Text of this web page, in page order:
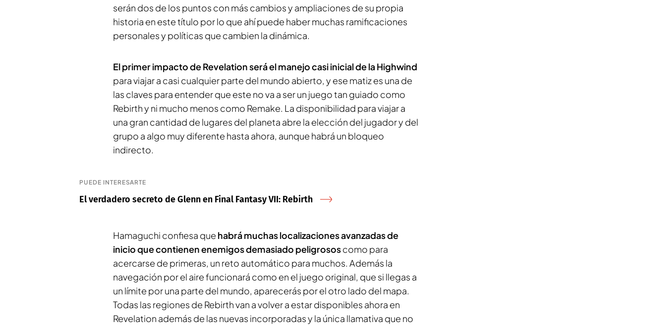
serán dos de los puntos con más cambios y ampliaciones de su propia
historia en este título por lo que ahí puede haber muchas ramificaciones
personales y políticas que cambien la dinámica.
El primer impacto de Revelation será el manejo casi inicial de la Highwind
para viajar a casi cualquier parte del mundo abierto, y ese matiz es una de
las claves para entender que este no va a ser un juego tan guiado como
Rebirth y ni mucho menos como Remake. La disponibilidad para viajar a
una gran cantidad de lugares del planeta abre la elección del jugador y del
grupo a algo muy diferente hasta ahora, aunque habrá un bloqueo
indirecto.
PUEDE INTERESARTE
El verdadero secreto de Glenn en Final Fantasy VII: Rebirth
Hamaguchi confiesa que habrá muchas localizaciones avanzadas de
inicio que contienen enemigos demasiado peligrososcomo para
acercarse de primeras, un reto automático para muchos. Además la
navegación por el aire funcionará como en el juego original, que si llegas a
un límite por una parte del mundo, aparecerás por el otro lado del mapa.
Todas las regiones de Rebirth van a volver a estar disponibles ahora en
Revelation además de las nuevas incorporadas y la única llamativa que no